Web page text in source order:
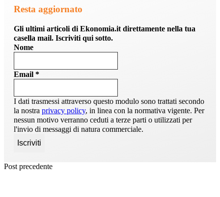
Resta aggiornato
Gli ultimi articoli di Ekonomia.it direttamente nella tua
casella mail. Iscriviti qui sotto.
Nome
Email *
I dati trasmessi attraverso questo modulo sono trattati secondo
la nostra privacy policy, in linea con la normativa vigente. Per
nessun motivo verranno ceduti a terze parti o utilizzati per
l'invio di messaggi di natura commerciale.
Post precedente